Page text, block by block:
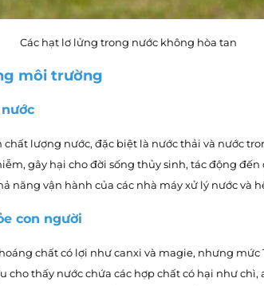
Các hạt lơ lửng trong nước không hòa tan
môi trường
lượng nước, đặc biệt là nước thải và nước
gây hại cho đời sống thủy sinh, tác động
năng vận hành của các nhà máy xử lý nước và
con người
chất có lợi như canxi và magie, nhưng mức
cho thấy nước chứa các hợp chất có hại như chì,